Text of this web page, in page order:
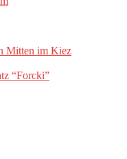
Mitten im Kiez
“Forcki”